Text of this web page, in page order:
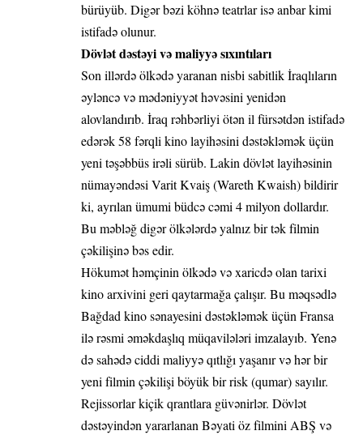
bürüyüb. Digər bəzi köhnə teatrlar isə anbar kimi
istifadə olunur.
Dövlət dəstəyi və maliyyə sıxıntıları
Son illərdə ölkədə yaranan nisbi sabitlik İraqlıların
əyləncə və mədəniyyət həvəsini yenidən
alovlandırıb. İraq rəhbərliyi ötən il fürsətdən istifadə
edərək 58 fərqli kino layihəsini dəstəkləmək üçün
yeni təşəbbüs irəli sürüb. Lakin dövlət layihəsinin
nümayəndəsi Varit Kvaiş (Wareth Kwaish) bildirir
ki, ayrılan ümumi büdcə cəmi 4 milyon dollardır.
Bu məbləğ digər ölkələrdə yalnız bir tək filmin
çəkilişinə bəs edir.
Hökumət həmçinin ölkədə və xaricdə olan tarixi
kino arxivini geri qaytarmağa çalışır. Bu məqsədlə
Bağdad kino sənayesini dəstəkləmək üçün Fransa
ilə rəsmi əməkdaşlıq müqavilələri imzalayıb. Yenə
də sahədə ciddi maliyyə qıtlığı yaşanır və hər bir
yeni filmin çəkilişi böyük bir risk (qumar) sayılır.
Rejissorlar kiçik qrantlara güvənirlər. Dövlət
dəstəyindən yararlanan Bəyati öz filmini ABŞ və